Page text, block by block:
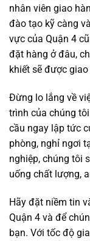
nhân viên giao
đào tạo kỹ càng
vực của Quận 4
đặt hàng ở đâu,
khiết sẽ được
Đừng lo lắng về
trình của chúng
cầu ngay lập tức
phòng, nghỉ ngơi
nghiệp, chúng tôi
uống chất lượng,
Hãy đặt niềm tin
Quận 4 và để
bạn. Với tốc độ